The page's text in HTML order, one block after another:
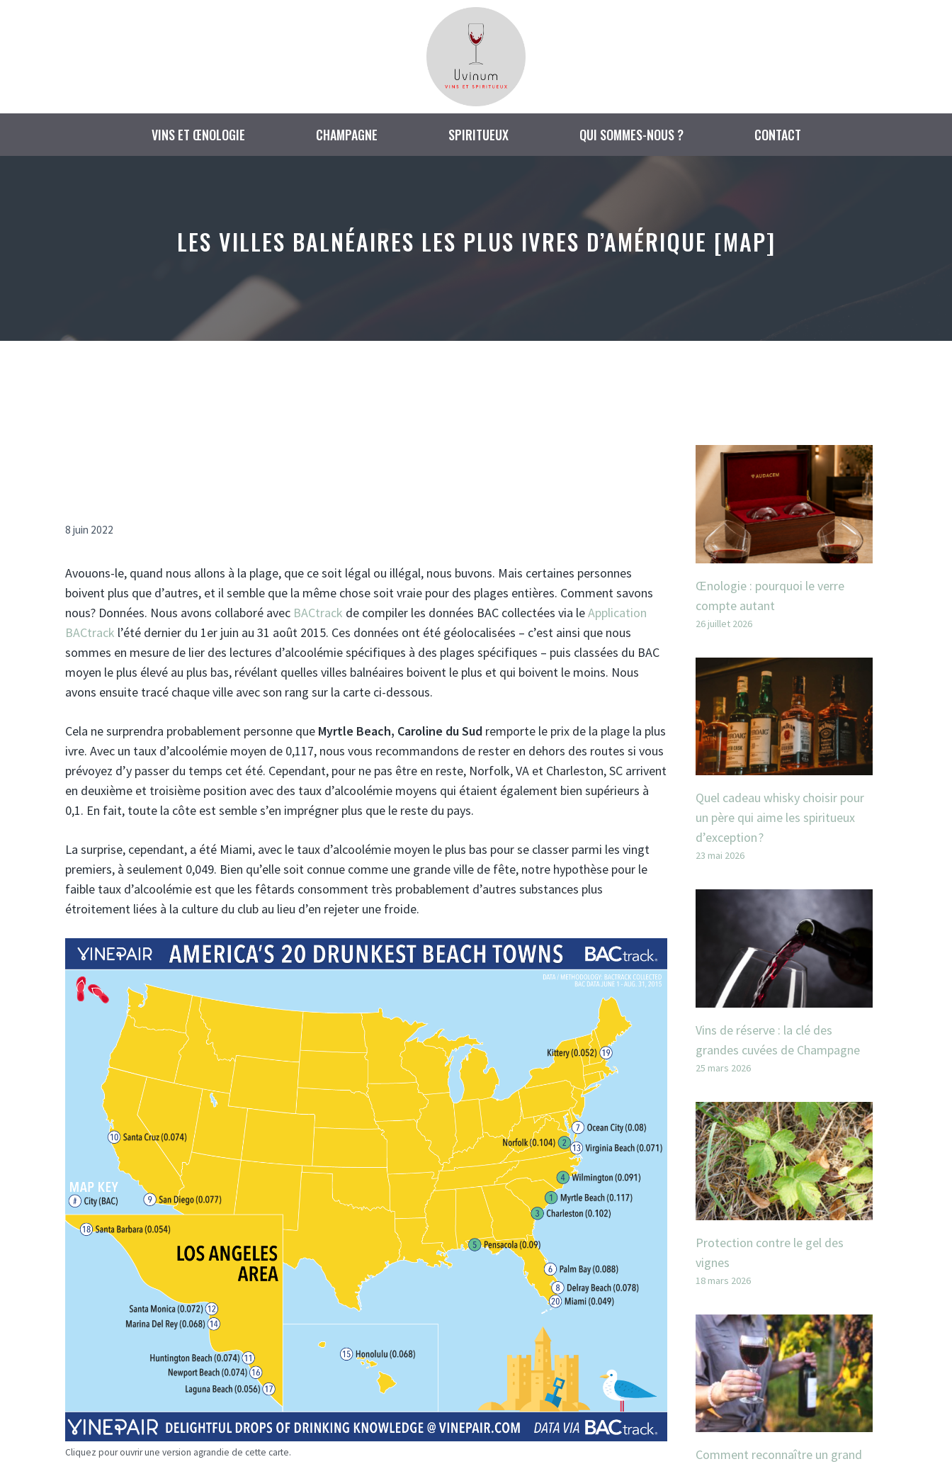
VINS ET ŒNOLOGIE CHAMPAGNE SPIRITUEUX QUI SOMMES-NOUS ? CONTACT
LES VILLES BALNÉAIRES LES PLUS IVRES D’AMÉRIQUE [MAP]
8 juin 2022
Avouons-le, quand nous allons à la plage, que ce soit légal ou illégal, nous buvons. Mais certaines personnes
boivent plus que d’autres, et il semble que la même chose soit vraie pour des plages entières. Comment savons
nous? Données. Nous avons collaboré avec BACtrack de compiler les données BAC collectées via leApplication
BACtrack l’été dernier du 1er juin au 31 août 2015. Ces données ont été géolocalisées – c’est ainsi que nous
sommes en mesure de lier des lectures d’alcoolémie spécifiques à des plages spécifiques – puis classées du BAC
moyen le plus élevé au plus bas, révélant quelles villes balnéaires boivent le plus et qui boivent le moins. Nous
avons ensuite tracé chaque ville avec son rang sur la carte ci-dessous.
Cela ne surprendra probablement personne que Myrtle Beach, Caroline du Sud remporte le prix de la plage la plus
ivre. Avec un taux d’alcoolémie moyen de 0,117, nous vous recommandons de rester en dehors des routes si vous
prévoyez d’y passer du temps cet été. Cependant, pour ne pas être en reste, Norfolk, VA et Charleston, SC arrivent
en deuxième et troisième position avec des taux d’alcoolémie moyens qui étaient également bien supérieurs à
0,1. En fait, toute la côte est semble s’en imprégner plus que le reste du pays.
La surprise, cependant, a été Miami, avec le taux d’alcoolémie moyen le plus bas pour se classer parmi les vingt
premiers, à seulement 0,049. Bien qu’elle soit connue comme une grande ville de fête, notre hypothèse pour le
faible taux d’alcoolémie est que les fêtards consomment très probablement d’autres substances plus
étroitement liées à la culture du club au lieu d’en rejeter une froide.
Cliquez pour ouvrir une version agrandie de cette carte.
Œnologie : pourquoi le verre
compte autant
26 juillet 2026
Quel cadeau whisky choisir pour
un père qui aime les spiritueux
d’exception ?
23 mai 2026
Vins de réserve : la clé des
grandes cuvées de Champagne
25 mars 2026
Protection contre le gel des
vignes
18 mars 2026
Comment reconnaître un grand